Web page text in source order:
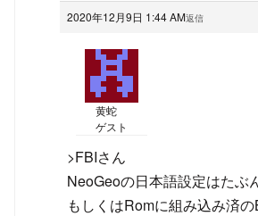
2020年12月9日 1:44 AM返信
黄蛇
ゲスト
>FBIさん
NeoGeoの日本語設定はたぶ
もしくはRomに組み込み済